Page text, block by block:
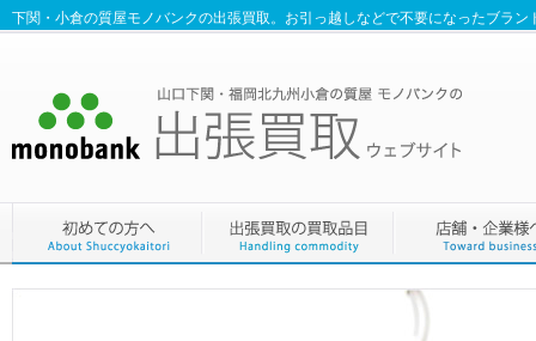
下関・小倉の質屋モノバンクの出張買取。お引っ越しなどで不要になったブラ